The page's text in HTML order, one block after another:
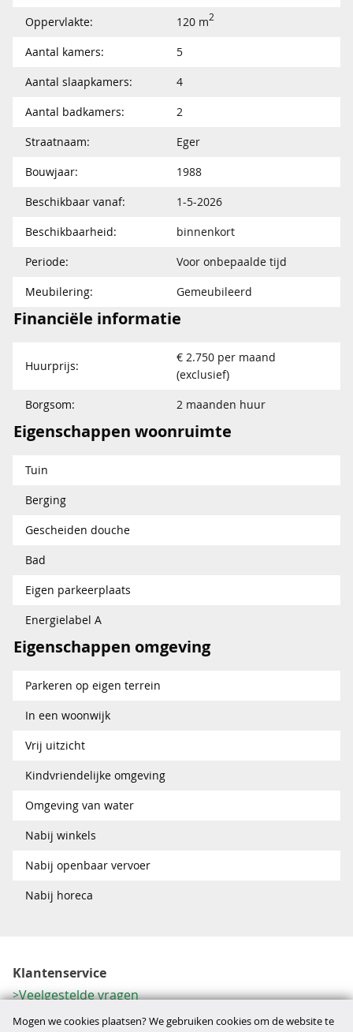
Oppervlakte:
120 m2
Aantal kamers:
5
Aantal slaapkamers:
4
Aantal badkamers:
2
Straatnaam:
Eger
Bouwjaar:
1988
Beschikbaar vanaf:
1-5-2026
Beschikbaarheid:
binnenkort
Periode:
Voor onbepaalde tijd
Meubilering:
Gemeubileerd
Financiële informatie
Huurprijs:
€ 2.750 per maand
(exclusief)
Borgsom:
2 maanden huur
Eigenschappen woonruimte
Tuin
Berging
Gescheiden douche
Bad
Eigen parkeerplaats
Energielabel A
Eigenschappen omgeving
Parkeren op eigen terrein
In een woonwijk
Vrij uitzicht
Kindvriendelijke omgeving
Omgeving van water
Nabij winkels
Nabij openbaar vervoer
Nabij horeca
Klantenservice
Veelgestelde vragen
Contactformulier
Mogen we cookies plaatsen? We gebruiken cookies om de website te